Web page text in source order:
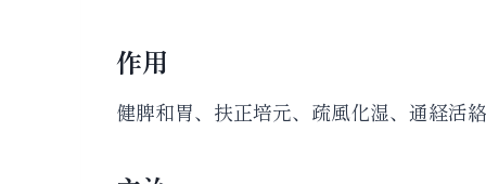
作用
健脾和胃、扶正培元、疏風化湿、通経活絡